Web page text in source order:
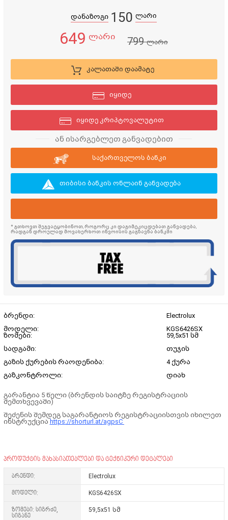
დანაზოგი 150 ლარი
649 ლარი 799ლარი
კალათაში დაამატე
იყიდე
იყიდე კრიპტოვალუტით
ან ისარგებლეთ განვადებით
საქართველოს ბანკი
თიბისი ბანკის ონლაინ განვადება
* გთხოვთ შეგვატყობინოთ, როგორც კი დაგიმტკიცდებათ განვადება,
რადგან დროულად მოვახერხოთ ინვოისის გაგზავნა ბანკში
ბრენდი:
Electrolux
მოდელი:
KGS6426SX
ზომები:
59,5x51 სმ
სადგამი:
თუჯის
გაზის ქურების რაოდენიბა:
4 ქურა
გაზკონტროლი:
დიახ
გარანტია 5 წელი (ბრენდის საიტზე რეგისტრაციის
შემთხვევაში)
შეძენის შემდეგ საგარანტიოს რეგისტრაციისთვის იხილეთ
ინსტრუქციაhttps://shorturl.at/agpsC
პროდუქტის მახასიათებლები და ტექნიკური დეტალები
ბრენდი: Electrolux
მოდელი: KGS6426SX
ზომები: სიგრძე,
სიგანე
59,5x51 სმ